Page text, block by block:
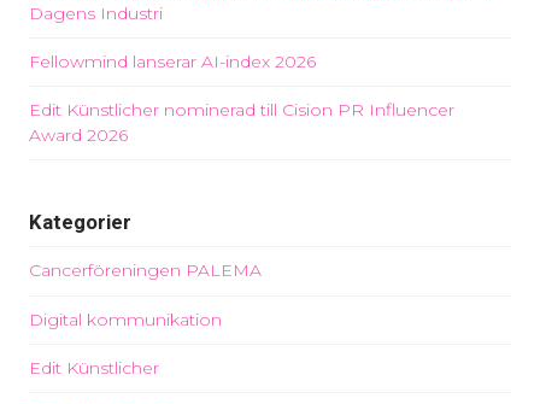
Dagens Industri
Fellowmind lanserar AI-index 2026
Edit Künstlicher nominerad till Cision PR Influencer
Award 2026
Kategorier
Cancerföreningen PALEMA
Digital kommunikation
Edit Künstlicher